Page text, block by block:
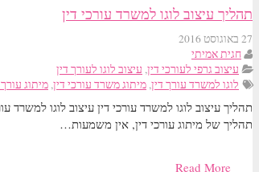
תהליך עיצוב לוגו למשרד עורכי דין
27 באוגוסט 2016
חגית אמיתי
עיצוב גרפי לעורכי דין, עיצוב לוגו לעורך דין
לוגו למשרד עורך דין, מיתוג משרד עורכי דין, מיתוג עורך
תהליך עיצוב לוגו למשרד עורכי דין עיצוב לוגו
תהליך של מיתוג עורכי דין, אין משמעות…
Read More